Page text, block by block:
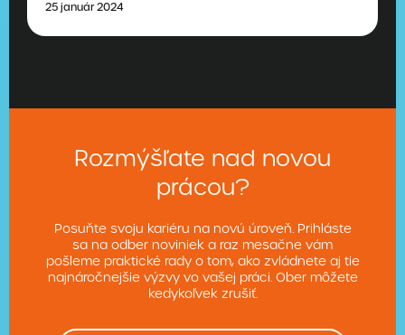
25 január 2024
Rozmýšľate nad novou
prácou?
Posuňte svoju kariéru na novú úroveň. Prihláste
sa na odber noviniek a raz mesačne vám
pošleme praktické rady o tom, ako zvládnete aj tie
najnáročnejšie výzvy vo vašej práci. Ober môžete
kedykoľvek zrušiť.